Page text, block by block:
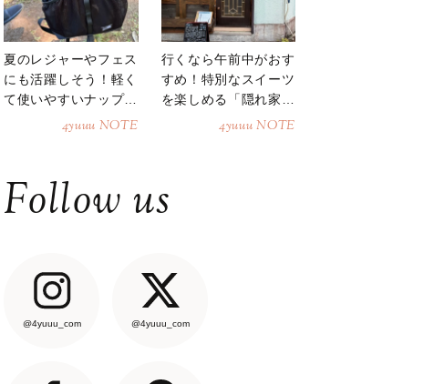
夏のレジャーやフェス
にも活躍しそう！軽く
て使いやすいナップサ
4yuuu NOTE
行くなら午前中がおす
すめ！特別なスイーツ
を楽しめる「隠れ家カ
4yuuu NOTE
Follow us
@4yuuu_com @4yuuu_com